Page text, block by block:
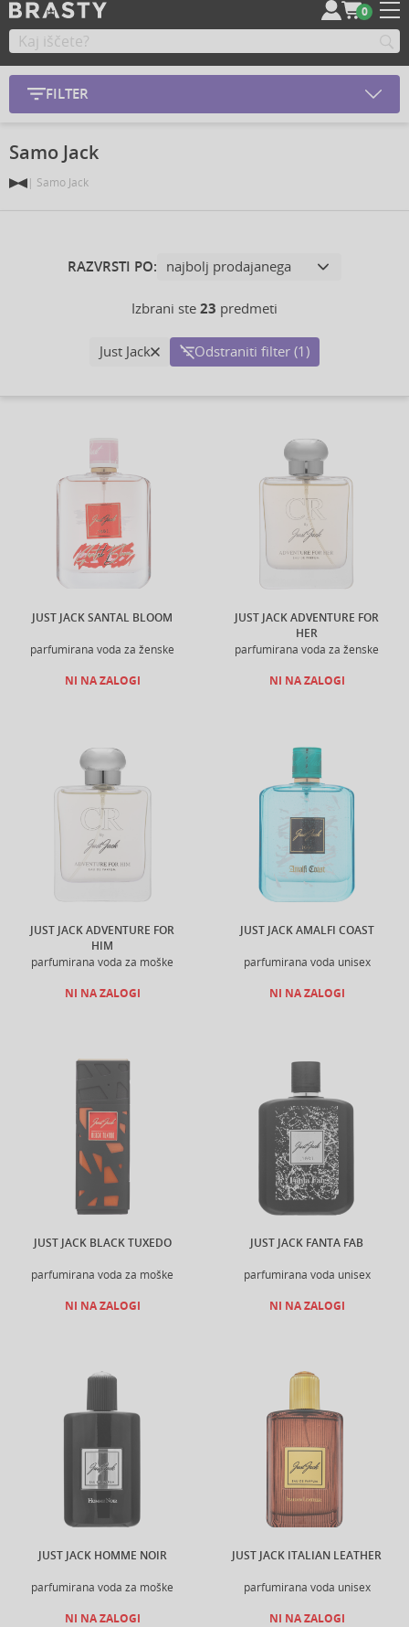
0
FILTER
Samo Jack
Samo Jack
RAZVRSTI PO:
Izbrani ste 23 predmeti
Just Jack Odstraniti filter (1)
JUST JACK SANTAL BLOOM
parfumirana voda za ženske
NI NA ZALOGI
JUST JACK ADVENTURE FOR
HER
parfumirana voda za ženske
NI NA ZALOGI
JUST JACK ADVENTURE FOR
HIM
parfumirana voda za moške
NI NA ZALOGI
JUST JACK AMALFI COAST
parfumirana voda unisex
NI NA ZALOGI
JUST JACK BLACK TUXEDO
parfumirana voda za moške
NI NA ZALOGI
JUST JACK FANTA FAB
parfumirana voda unisex
NI NA ZALOGI
JUST JACK HOMME NOIR
parfumirana voda za moške
NI NA ZALOGI
JUST JACK ITALIAN LEATHER
parfumirana voda unisex
NI NA ZALOGI